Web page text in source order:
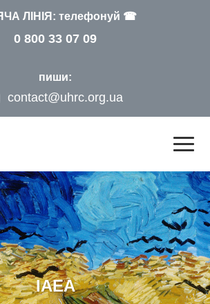
ЛІНІЯ: телефонуй ☎
0 800 33 07 09
пиши:
contact@uhrc.org.ua
IAEA